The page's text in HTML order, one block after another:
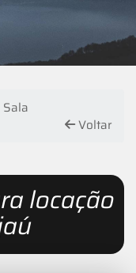
Sala
Voltar
locação